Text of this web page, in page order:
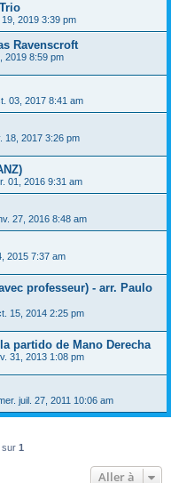
2019 3:39 pm
Ravenscroft
2019 8:59 pm
03, 2017 8:41 am
18, 2017 3:26 pm
01, 2016 9:31 am
27, 2016 8:48 am
2015 7:37 am
professeur) - arr. Paulo
15, 2014 2:25 pm
partido de Mano Derecha
31, 2013 1:08 pm
juil. 27, 2011 10:06 am
sur 1
Aller à